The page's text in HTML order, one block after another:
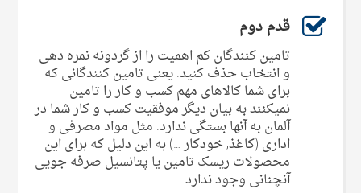
قدم دوم
تامین کنندگان کم اهمیت را از گردونه نمره دهی
و انتخاب حذف کنید. یعنی تامین کنندگانی که
برای شما کالاهای مهم کسب و کار را تامین
نمیکنند به بیان دیگر موفقیت کسب و کار شما در
آلمان به آنها بستگی ندارد. مثل مواد مصرفی و
اداری (کاغذ, خودکار …) به این دلیل که برای این
محصولات ریسک تامین یا پتانسیل صرفه جویی
آنچنانی وجود ندارد.